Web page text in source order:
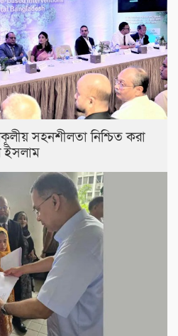
সহনশীলতা নিশ্চিত করা
ইসলাম